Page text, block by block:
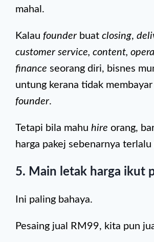
mahal.
Kalau founder buat closing,
customer service, content,
finance seorang diri, bisnes
untung kerana tidak
founder.
Tetapi bila mahu hire orang,
harga pakej sebenarnya terlalu
5. Main letak harga ikut
Ini paling bahaya.
Pesaing jual RM99, kita pun